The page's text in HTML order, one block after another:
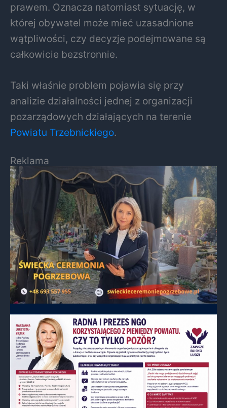
prawem. Oznacza natomiast sytuację, w
której obywatel może mieć uzasadnione
wątpliwości, czy decyzje podejmowane są
całkowicie bezstronnie.
Taki właśnie problem pojawia się przy
analizie działalności jednej z organizacji
pozarządowych działających na terenie
Powiatu Trzebnickiego.
Reklama